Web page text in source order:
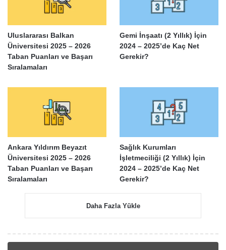
Uluslararası Balkan
Üniversitesi 2025 – 2026
Taban Puanları ve Başarı
Sıralamaları
Gemi İnşaatı (2 Yıllık) İçin
2024 – 2025’de Kaç Net
Gerekir?
Ankara Yıldırım Beyazıt
Üniversitesi 2025 – 2026
Taban Puanları ve Başarı
Sıralamaları
Sağlık Kurumları
İşletmeciliği (2 Yıllık) İçin
2024 – 2025’de Kaç Net
Gerekir?
Daha Fazla Yükle